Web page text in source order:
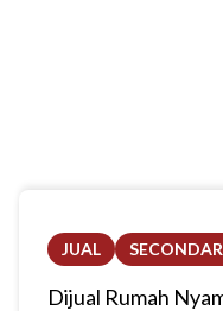
JUAL
Dijual Rumah